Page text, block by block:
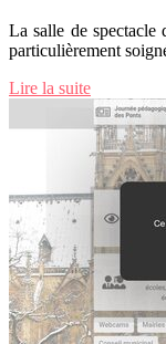
La salle de
particulièrement
Lire la suite